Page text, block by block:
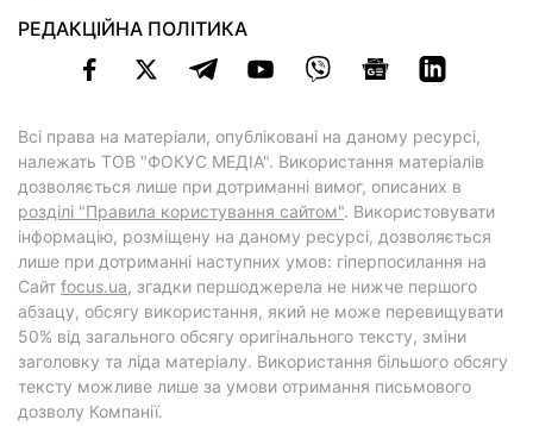
РЕДАКЦІЙНА ПОЛІТИКА
Всі права на матеріали, опубліковані на даному ресурсі,
належать ТОВ "ФОКУС МЕДІА". Використання матеріалів
дозволяється лише при дотриманні вимог, описаних в
розділі "Правила користування сайтом". Використовувати
інформацію, розміщену на даному ресурсі, дозволяється
лише при дотриманні наступних умов: гіперпосилання на
Cайт focus.ua, згадки першоджерела не нижче першого
абзацу, обсягу використання, який не може перевищувати
50% від загального обсягу оригінального тексту, зміни
заголовку та ліда матеріалу. Використання більшого обсягу
тексту можливе лише за умови отримання письмового
дозволу Компанії.